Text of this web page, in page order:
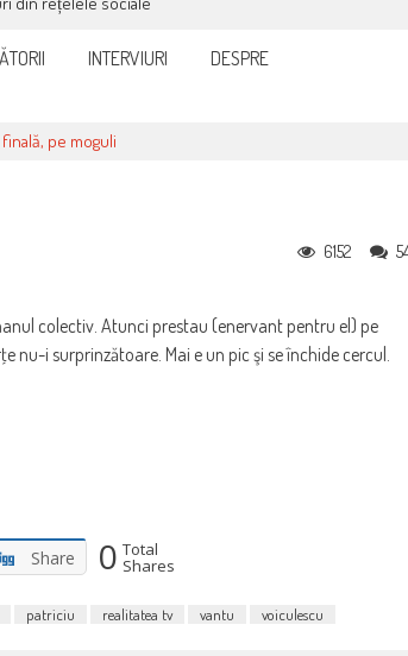
INTERVIURI DESPRE
pe moguli
6152
colectiv. Atunci prestau (enervant pentru el) pe
nu-i surprinzătoare. Mai e un pic şi se închide cercul.
Share 0 Total
Shares
patriciu realitatea tv vantu voiculescu